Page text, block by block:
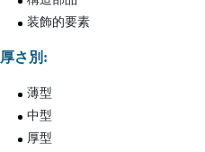
装飾的要素
厚さ別:
薄型
中型
厚型